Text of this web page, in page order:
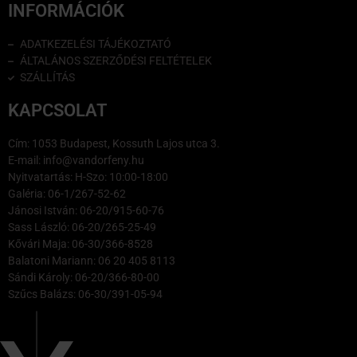
INFORMÁCIÓK
ADATKEZELÉSI TÁJÉKOZTATÓ
ÁLTALÁNOS SZERZŐDÉSI FELTÉTELEK
SZÁLLÍTÁS
KAPCSOLAT
Cím: 1053 Budapest, Kossuth Lajos utca 3.
E-mail: info@vandorfeny.hu
Nyitvatartás: H-Szo: 10:00-18:00
Galéria: 06-1/267-52-62
Jánosi István: 06-20/915-60-76
Sass László: 06-20/265-25-49
Kővári Maja: 06-30/366-8528
Balatoni Mariann: 06 20 405 8113
Sándi Károly: 06-20/366-80-00
Szűcs Balázs: 06-30/391-05-94